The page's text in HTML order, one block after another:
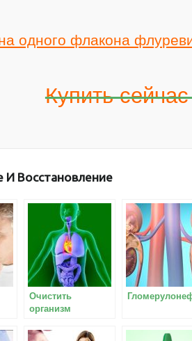
одного флакона
Купить
Восстановление
Очистить
организм